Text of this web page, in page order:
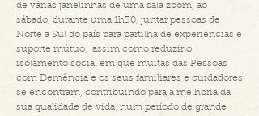
de várias janelinhas de uma sala zoom, ao
sábado, durante uma 1h30, juntar pessoas de
Norte a Sul do país para partilha de experiências e
suporte mútuo, assim como reduzir o
isolamento social em que muitas das Pessoas
com Demência e os seus familiares e cuidadores
se encontram, contribuindo para a melhoria da
sua qualidade de vida, num período de grande